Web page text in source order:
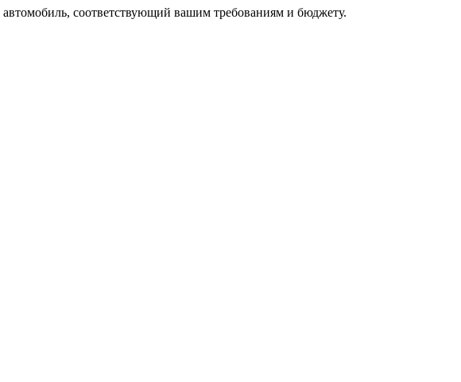
соответствующий вашим требованиям и бюджету.